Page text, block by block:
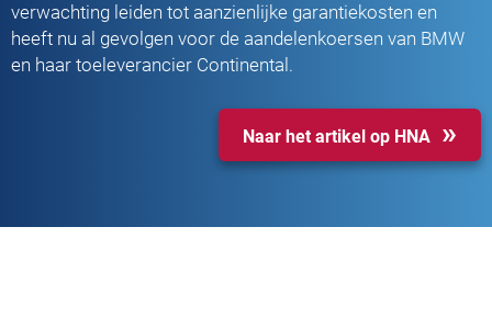
verwachting leiden tot aanzienlijke garantiekosten en
heeft nu al gevolgen voor de aandelenkoersen van BMW
en haar toeleverancier Continental.
Naar het artikel op HNA